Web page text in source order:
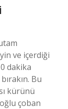
ve içerdiği
dakika
Bu
kürünü
çoban